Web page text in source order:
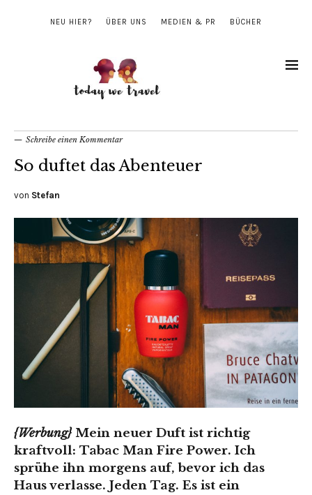
NEU HIER? ÜBER UNS MEDIEN & PR BÜCHER
Schreibe einen Kommentar
So duftet das Abenteuer
von Stefan
{Werbung}Mein neuer Duft ist richtig
kraftvoll: Tabac Man Fire Power. Ich
sprühe ihn morgens auf, bevor ich das
Haus verlasse. Jeden Tag. Es ist ein